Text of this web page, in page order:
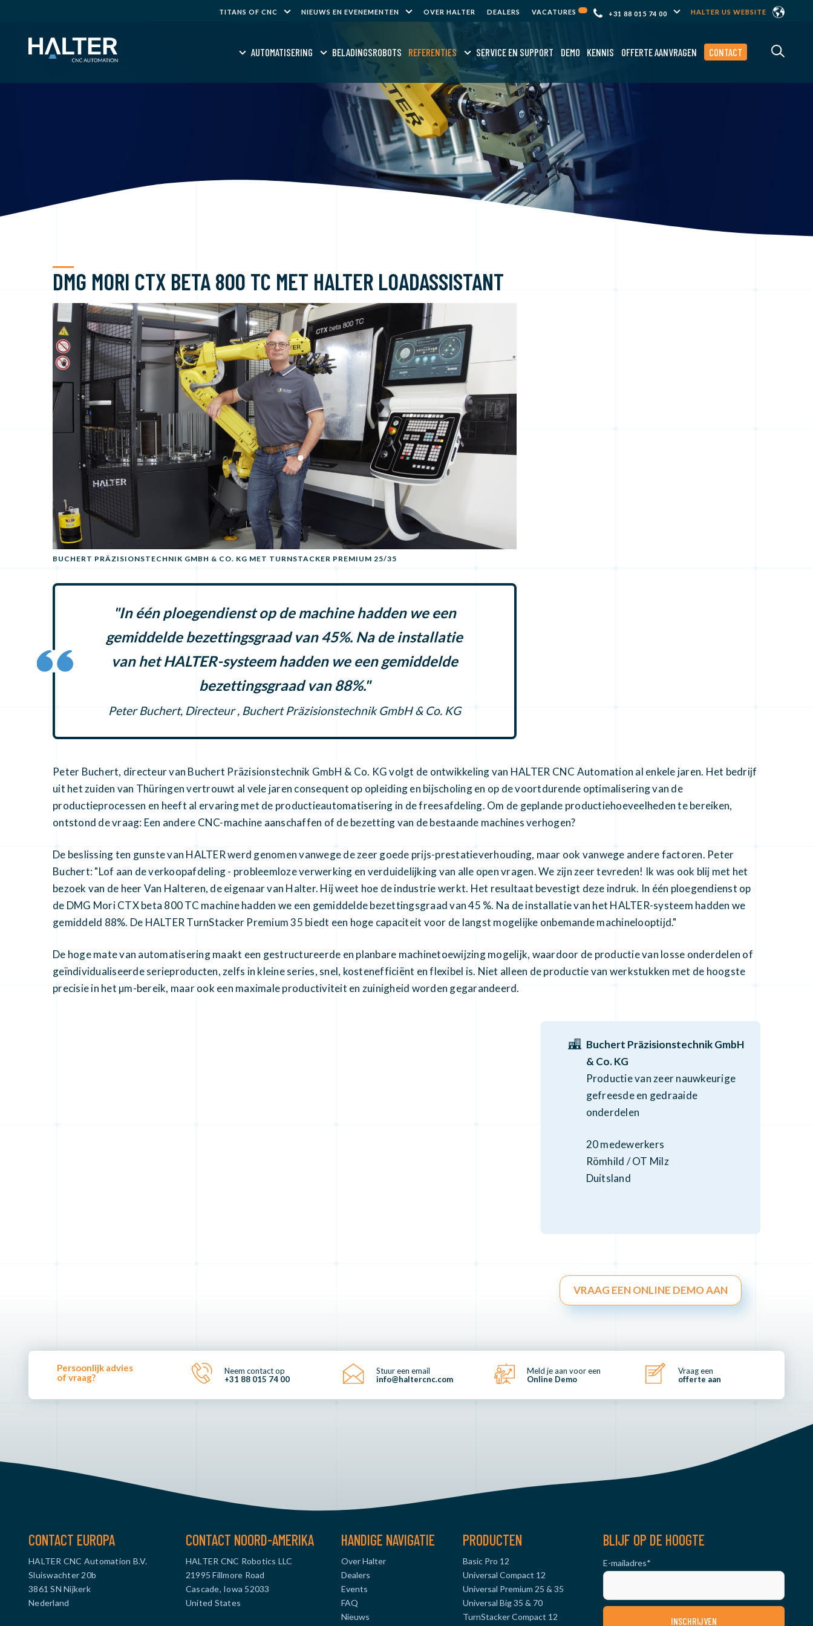
TITANS OF CNC NIEUWS EN EVENEMENTEN OVER HALTER DEALERS VACATURES +31 88 015 74 00 HALTER US WEBSITE
AUTOMATISERING BELADINGSROBOTS REFERENTIES SERVICE EN SUPPORT DEMO KENNIS OFFERTE AANVRAGEN CONTACT
DMG MORI CTX BETA 800 TC MET HALTER LOADASSISTANT
BUCHERT PRÄZISIONSTECHNIK GMBH & CO. KG MET TURNSTACKER PREMIUM 25/35
"In één ploegendienst op de machine hadden we een
gemiddelde bezettingsgraad van 45%. Na de installatie
van het HALTER-systeem hadden we een gemiddelde
bezettingsgraad van 88%."
Peter Buchert, Directeur , Buchert Präzisionstechnik GmbH & Co. KG
Peter Buchert, directeur van Buchert Präzisionstechnik GmbH & Co. KG volgt de ontwikkeling van HALTER CNC Automation al enkele jaren. Het bedrijf
uit het zuiden van Thüringen vertrouwt al vele jaren consequent op opleiding en bijscholing en op de voortdurende optimalisering van de
productieprocessen en heeft al ervaring met de productieautomatisering in de freesafdeling. Om de geplande productiehoeveelheden te bereiken,
ontstond de vraag: Een andere CNC-machine aanschaffen of de bezetting van de bestaande machines verhogen?
De beslissing ten gunste van HALTER werd genomen vanwege de zeer goede prijs-prestatieverhouding, maar ook vanwege andere factoren. Peter
Buchert: "Lof aan de verkoopafdeling - probleemloze verwerking en verduidelijking van alle open vragen. We zijn zeer tevreden! Ik was ook blij met het
bezoek van de heer Van Halteren, de eigenaar van Halter. Hij weet hoe de industrie werkt. Het resultaat bevestigt deze indruk. In één ploegendienst op
de DMG Mori CTX beta 800 TC machine hadden we een gemiddelde bezettingsgraad van 45 %. Na de installatie van het HALTER-systeem hadden we
gemiddeld 88%. De HALTER TurnStacker Premium 35 biedt een hoge capaciteit voor de langst mogelijke onbemande machinelooptijd."
De hoge mate van automatisering maakt een gestructureerde en planbare machinetoewijzing mogelijk, waardoor de productie van losse onderdelen of
geïndividualiseerde serieproducten, zelfs in kleine series, snel, kostenefficiënt en flexibel is. Niet alleen de productie van werkstukken met de hoogste
precisie in het µm-bereik, maar ook een maximale productiviteit en zuinigheid worden gegarandeerd.
Buchert Präzisionstechnik GmbH
& Co. KG
Productie van zeer nauwkeurige
gefreesde en gedraaide
onderdelen
20 medewerkers
Römhild / OT Milz
Duitsland
VRAAG EEN ONLINE DEMO AAN
Persoonlijk advies
of vraag?
Neem contact op
+31 88 015 74 00
Stuur een email
info@haltercnc.com
Meld je aan voor een
Online Demo
Vraag een
offerte aan
CONTACT EUROPA
HALTER CNC Automation B.V.
Sluiswachter 20b
3861 SN Nijkerk
Nederland
CONTACT NOORD-AMERIKA
HALTER CNC Robotics LLC
21995 Fillmore Road
Cascade, Iowa 52033
United States
HANDIGE NAVIGATIE
Over Halter
Dealers
Events
FAQ
Nieuws
PRODUCTEN
Basic Pro 12
Universal Compact 12
Universal Premium 25 & 35
Universal Big 35 & 70
TurnStacker Compact 12
BLIJF OP DE HOOGTE
E-mailadres*